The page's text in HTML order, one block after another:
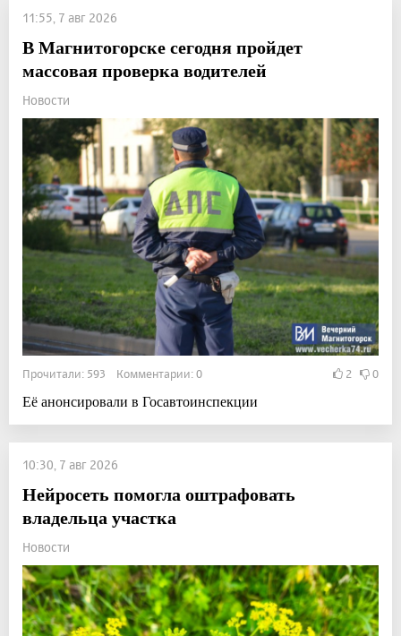
11:55, 7 авг 2026
В Магнитогорске сегодня пройдет
массовая проверка водителей
Новости
Прочитали: 593 Комментарии: 0 2 0
Её анонсировали в Госавтоинспекции
10:30, 7 авг 2026
Нейросеть помогла оштрафовать
владельца участка
Новости